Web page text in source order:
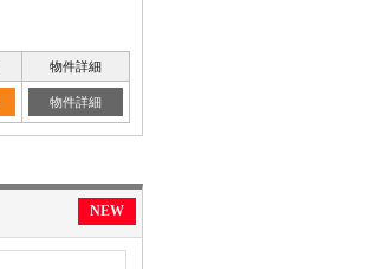
物件詳細
物件詳細
NEW